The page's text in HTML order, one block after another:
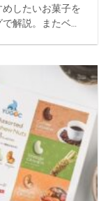
したいお菓子を
解説。またベト